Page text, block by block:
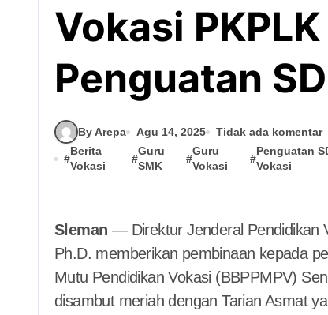
Vokasi
Penguatan
By Arepa Agu 14, 2025 Tidak ada komentar
#
Berita
Vokasi
#
Guru
SMK
#
Guru
Vokasi
#
Penguatan
Vokasi
Sleman — Direktur Jenderal Pendidikan
Ph.D. memberikan pembinaan kepada
Mutu Pendidikan Vokasi (BBPPMPV)
disambut meriah dengan Tarian Asmat